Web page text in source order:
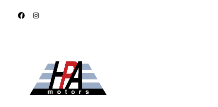
ASTON MARTIN